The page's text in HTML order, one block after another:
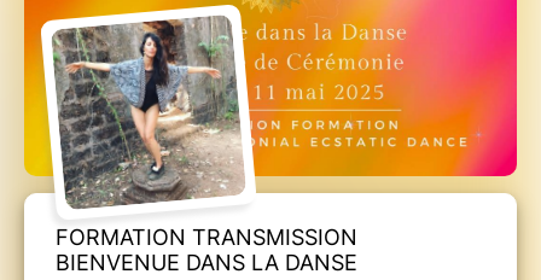
FORMATION TRANSMISSION
BIENVENUE DANS LA DANSE